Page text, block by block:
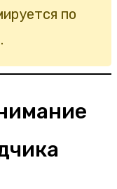
по